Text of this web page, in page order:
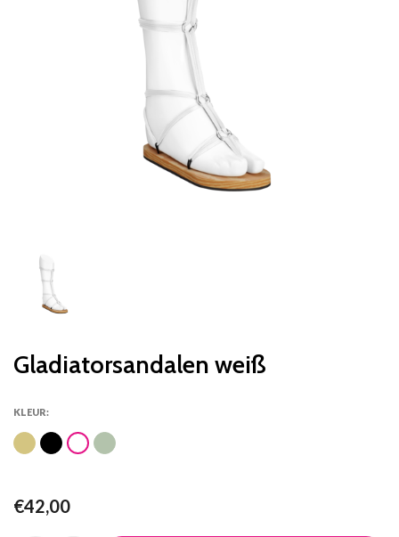
Gladiatorsandalen weiß
KLEUR:
€42,00